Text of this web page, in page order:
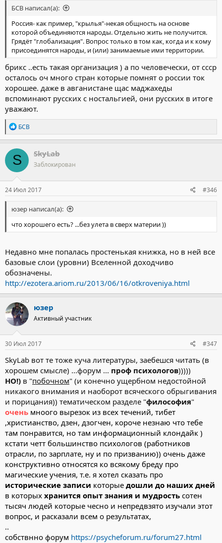
использовать его вклад и, в качестве жеста уважения и
признания, посмертно присвоил ему Награду по
реинкарнационным исследованиям (Reincarnation Research
IISIS Award).
Сейчас реинкарнационные исследования продолжаются в
Университете Верджинии под руководством доктора Джима
Такера.
https://journal.reincarnationics.com/yan-stivenson/
БСВ написал(а):
Россия- как пример, "крылья"-некая общность на основе
которой объединяются народы. Отдельно жить не получится.
Грядёт "глобализация". Вопрос только в том как, когда и к кому
присоединятся народы, и (или) занимаемые ими территории.
брикс ..есть такая организация ) а по человечески, от ссср
осталось оч много стран которые помнят о россии ток
хорошее. даже в авганистане щас маджахеды
вспоминают русских с ностальгией, они русских в итоге
уважают.
Р
е
а
к
ц
и
и
:
БСВ
S SkyLab
Заблокирован
24 Июл 2017 #346
юзер написал(а):
что хорошего есть? ...без улета в сверх материи ))
Недавно мне попалась простенькая книжка, но в ней все
базовые слои (уровни) Вселенной доходчиво
обозначены.
http://ezotera.ariom.ru/2013/06/16/otkroveniya.html
юзер
Активный участник
30 Июл 2017 #347
SkyLab вот те тоже куча литературы, заебешся читать (в
хорошем смысле) ...форум ... проф психологов)))))
НО!) в "побочном" (и конечно ущербном недостойной
никакого внимания и наоборот всяческого обрыгивания
и порицания)) тематическом разделе "философия"
очень мноого вырезок из всех течений, тибет
,христианство, дзен, дзогчен, короче незнаю что тебе
там понравится, но там информационный клондайк )
кстати четт большинство психологов (работников
отрасли, по зарплате, ну и по призванию)) очень даже
конструктивно относятся ко всякому бреду про
магические учения, т.е. я хотел сказать про
исторические записи которые дошли до наших дней
в которых хранится опыт знания и мудрость сотен
тысяч людей которые чесно и непредвзято изучали этот
вопрос, и расказали всем о результатах,
..
собствнно форум https://psycheforum.ru/forum27.html